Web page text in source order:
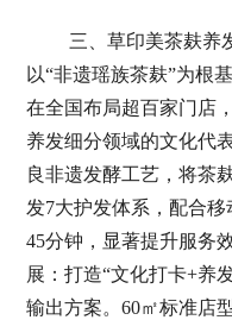
三、草印美茶麸养
以“非遗瑶族茶麸”为根
在全国布局超百家门店
养发细分领域的文化代
良非遗发酵工艺，将茶
发7大护发体系，配合
45分钟，显著提升服务
展：打造“文化打卡+养
输出方案。60㎡标准店